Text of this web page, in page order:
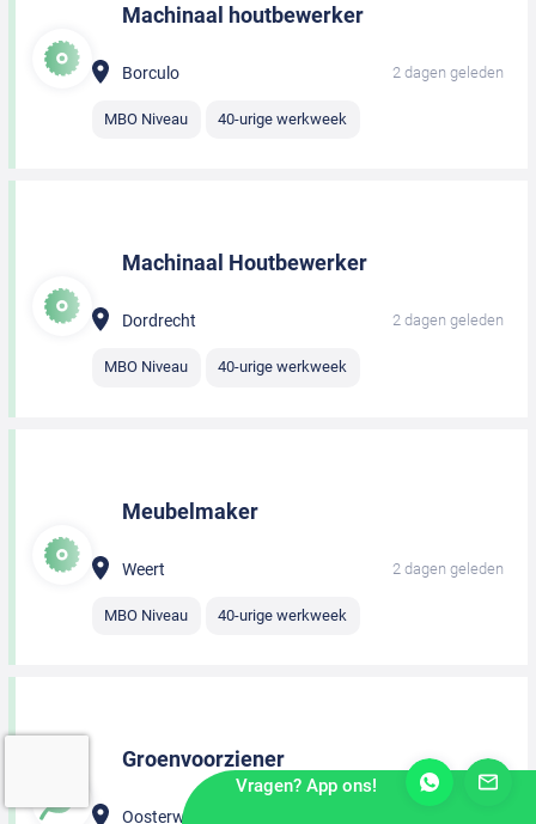
Machinaal houtbewerker
Borculo 2 dagen geleden
MBO Niveau 40-urige werkweek
Machinaal Houtbewerker
Dordrecht 2 dagen geleden
MBO Niveau 40-urige werkweek
Meubelmaker
Weert 2 dagen geleden
MBO Niveau 40-urige werkweek
Groenvoorziener
Oosterwolde
Vragen? App ons!